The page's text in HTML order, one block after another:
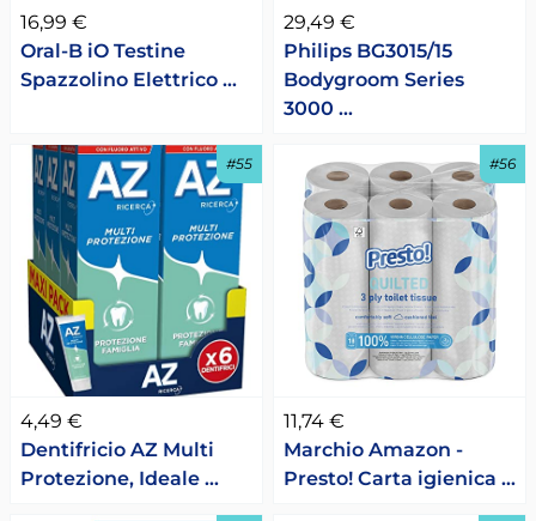
16,99 €
Oral-B iO Testine
Spazzolino Elettrico …
29,49 €
Philips BG3015/15
Bodygroom Series
3000 …
#55
4,49 €
Dentifricio AZ Multi
Protezione, Ideale …
#56
11,74 €
Marchio Amazon -
Presto! Carta igienica …